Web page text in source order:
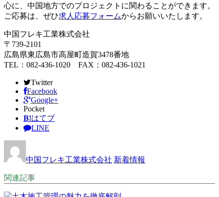
心に、中国地方でのプロジェクトに関わることができます。
ご応募は、ぜひ求人応募フォームからお願いいたします。
中国フレキ工業株式会社
〒739-2101
広島県東広島市高屋町造賀3478番地
TEL：082-436-1020 FAX：082-436-1021
Twitter
Facebook
Google+
Pocket
B!はてブ
LINE
中国フレキ工業株式会社 新着情報
関連記事